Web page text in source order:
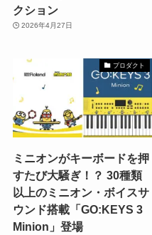
クション
2026年4月27日
プロダクト
ミニオンがキーボードを押
すたび大騒ぎ！？ 30種類
以上のミニオン・ボイスサ
ウンド搭載「GO:KEYS 3
Minion」登場